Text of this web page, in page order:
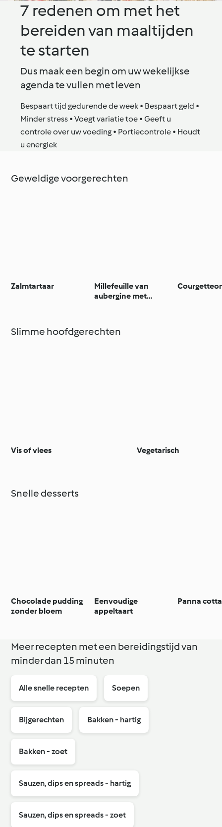
7 redenen om met het
bereiden van maaltijden
te starten
Dus maak een begin om uw wekelijkse
agenda te vullen met leven
Bespaart tijd gedurende de week • Bespaart geld •
Minder stress • Voegt variatie toe • Geeft u
controle over uw voeding • Portiecontrole • Houdt
u energiek
Geweldige voorgerechten
Zalmtartaar
Millefeuille van
aubergine met
Slimme hoofdgerechten
Vis of vlees Vegetarisch
Snelle desserts
Chocolade pudding
zonder bloem
Eenvoudige
appeltaart
Panna cotta
Meer recepten met een bereidingstijd van
minder dan 15 minuten
Alle snelle recepten Soepen
Bijgerechten Bakken - hartig
Bakken - zoet
Sauzen, dips en spreads - hartig
Sauzen, dips en spreads - zoet